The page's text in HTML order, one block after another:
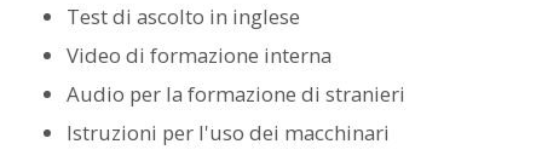
Test di ascolto in inglese
Video di formazione interna
Audio per la formazione di stranieri
Istruzioni per l'uso dei macchinari